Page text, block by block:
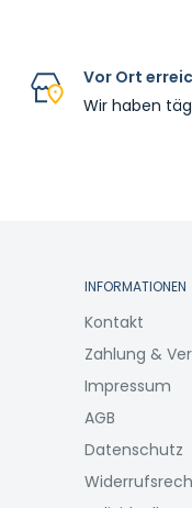
Vor Ort
Wir haben
INFORMATIONEN
Kontakt
Zahlung &
Impressum
AGB
Datenschutz